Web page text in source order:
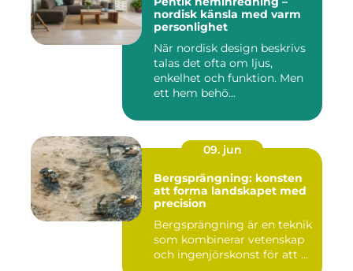
nordisk känsla med varm
personlighet
När nordisk design beskrivs
talas det ofta om ljus,
enkelhet och funktion. Men
ett hem behö...
09. jun
Bergsprängning: konsten
att forma landskapet med
precision
Bergsprängning är en teknik
som kombinerar vetenskap
och ingenjörskonst för att ...